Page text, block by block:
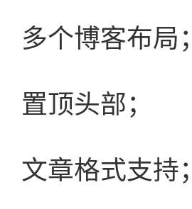
多个博客布局；
置顶头部；
文章格式支持；